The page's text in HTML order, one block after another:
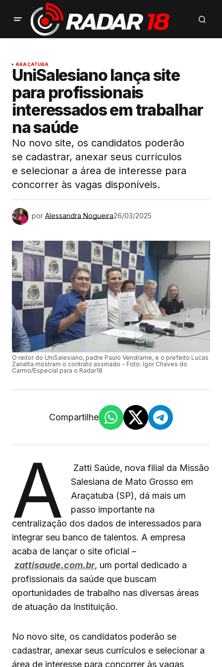
ARAÇATUBA
UniSalesiano lança site
para profissionais
interessados em trabalhar
na saúde
No novo site, os candidatos poderão
se cadastrar, anexar seus currículos
e selecionar a área de interesse para
concorrer às vagas disponíveis.
por Alessandra Nogueira26/03/2025
O reitor do UniSalesiano, padre Paulo Vendrame, e o prefeito Lucas
Zanatta mostram o contrato assinado - Foto: Igor Chaves do
Carmo/Especial para o Radar18
Compartilhe
A
Zatti Saúde, nova filial da Missão
Salesiana de Mato Grosso em
Araçatuba (SP), dá mais um
passo importante na
centralização dos dados de interessados para
integrar seu banco de talentos. A empresa
acaba de lançar o site oficial –
zattisaude.com.br, um portal dedicado a
profissionais da saúde que buscam
oportunidades de trabalho nas diversas áreas
de atuação da Instituição.
No novo site, os candidatos poderão se
cadastrar, anexar seus currículos e selecionar a
área de interesse para concorrer às vagas